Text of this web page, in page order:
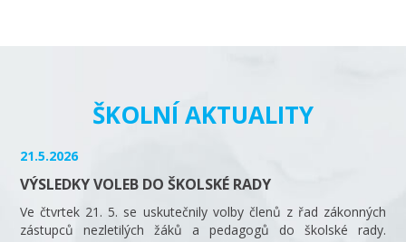
ŠKOLNÍ AKTUALITY
21.5.2026
VÝSLEDKY VOLEB DO ŠKOLSKÉ RADY
Ve čtvrtek 21. 5. se uskutečnily volby členů z řad zákonných
zástupců nezletilých žáků a pedagogů do školské rady.